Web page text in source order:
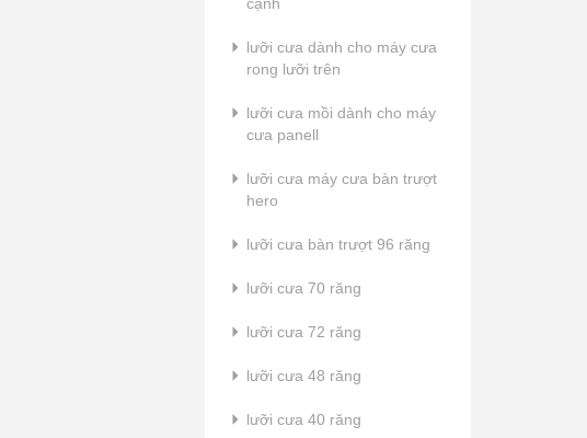
lưỡi cưa dành cho máy cưa
rong lưỡi trên
lưỡi cưa mồi dành cho máy
cưa panell
lưỡi cưa máy cưa bàn trượt
hero
lưỡi cưa bàn trượt 96 răng
lưỡi cưa 70 răng
lưỡi cưa 72 răng
lưỡi cưa 48 răng
lưỡi cưa 40 răng